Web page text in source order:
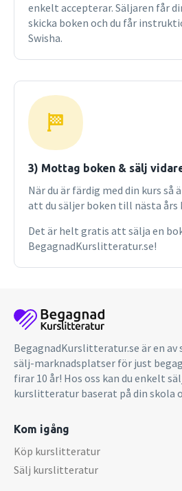
enkelt accepterar. Säljaren får
skicka boken och du får
Swisha.
3) Mottag boken & sälj
När du är färdig med din kurs så
att du säljer boken till nästa års
Det är helt gratis att sälja en
BegagnadKurslitteratur.se!
BegagnadKurslitteratur.se är en av
sälj-marknadsplatser för just
firar 10 år! Hos oss kan du enkelt
kurslitteratur baserat på din skola
Kom igång
Köp kurslitteratur
Sälj kurslitteratur